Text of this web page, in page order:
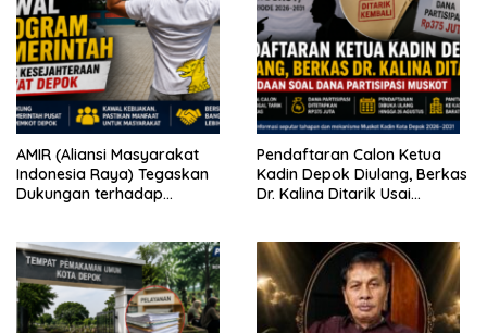
AMIR (Aliansi Masyarakat
Indonesia Raya) Tegaskan
Dukungan terhadap
Pendaftaran Calon Ketua
Kadin Depok Diulang, Berkas
Dr. Kalina Ditarik Usai